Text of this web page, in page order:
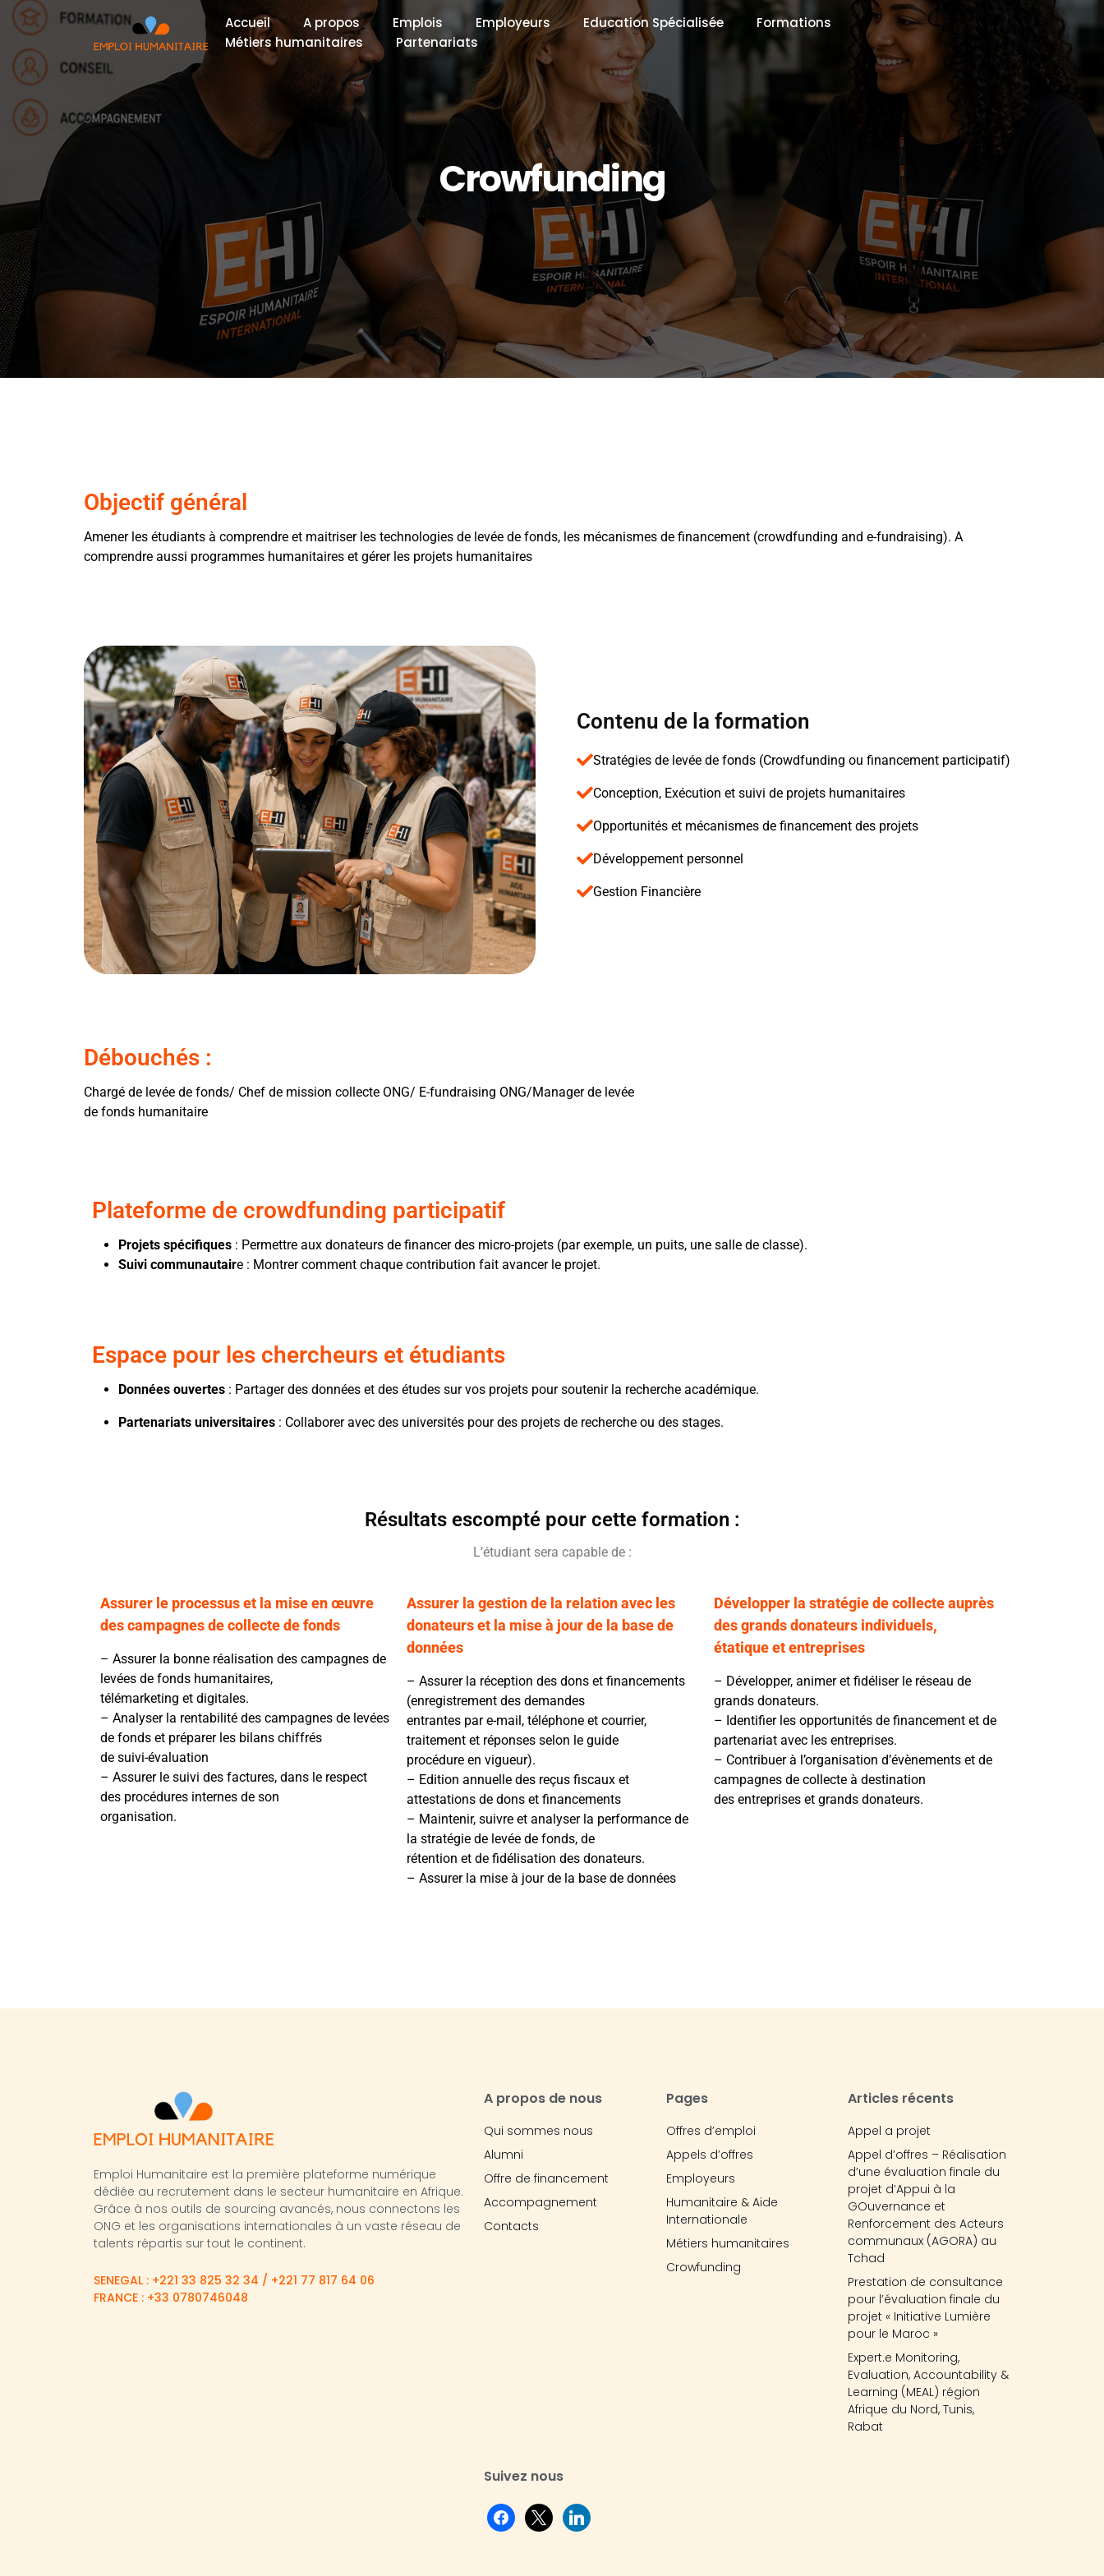
Accueil A propos Emplois Employeurs Education Spécialisée
Formations
Métiers humanitaires
Partenariats
Crowfunding
Objectif général
Amener les étudiants à comprendre et maitriser les technologies de levée de fonds, les mécanismes de financement (crowdfunding and e-fundraising). A
comprendre aussi programmes humanitaires et gérer les projets humanitaires
Contenu de la formation
Stratégies de levée de fonds (Crowdfunding ou financement participatif)
Conception, Exécution et suivi de projets humanitaires
Opportunités et mécanismes de financement des projets
Développement personnel
Gestion Financière
Débouchés :
Chargé de levée de fonds/ Chef de mission collecte ONG/ E-fundraising ONG/Manager de levée
de fonds humanitaire
Plateforme de crowdfunding participatif
Projets spécifiques : Permettre aux donateurs de financer des micro-projets (par exemple, un puits, une salle de classe).
Suivi communautaire : Montrer comment chaque contribution fait avancer le projet.
Espace pour les chercheurs et étudiants
Données ouvertes : Partager des données et des études sur vos projets pour soutenir la recherche académique.
Partenariats universitaires : Collaborer avec des universités pour des projets de recherche ou des stages.
Résultats escompté pour cette formation :
L’étudiant sera capable de :
Assurer le processus et la mise en œuvre
des campagnes de collecte de fonds
– Assurer la bonne réalisation des campagnes de
levées de fonds humanitaires,
télémarketing et digitales.
– Analyser la rentabilité des campagnes de levées
de fonds et préparer les bilans chiffrés
de suivi-évaluation
– Assurer le suivi des factures, dans le respect
des procédures internes de son
organisation.
Assurer la gestion de la relation avec les
donateurs et la mise à jour de la base de
données
– Assurer la réception des dons et financements
(enregistrement des demandes
entrantes par e-mail, téléphone et courrier,
traitement et réponses selon le guide
procédure en vigueur).
– Edition annuelle des reçus fiscaux et
attestations de dons et financements
– Maintenir, suivre et analyser la performance de
la stratégie de levée de fonds, de
rétention et de fidélisation des donateurs.
– Assurer la mise à jour de la base de données
Développer la stratégie de collecte auprès
des grands donateurs individuels,
étatique et entreprises
– Développer, animer et fidéliser le réseau de
grands donateurs.
– Identifier les opportunités de financement et de
partenariat avec les entreprises.
– Contribuer à l’organisation d’évènements et de
campagnes de collecte à destination
des entreprises et grands donateurs.
Emploi Humanitaire est la première plateforme numérique
dédiée au recrutement dans le secteur humanitaire en Afrique.
Grâce à nos outils de sourcing avancés, nous connectons les
ONG et les organisations internationales à un vaste réseau de
talents répartis sur tout le continent.
SENEGAL : +221 33 825 32 34 / +221 77 817 64 06
FRANCE : +33 0780746048
A propos de nous
Qui sommes nous
Alumni
Offre de financement
Accompagnement
Contacts
Pages
Offres d’emploi
Appels d’offres
Employeurs
Humanitaire & Aide
Internationale
Métiers humanitaires
Crowfunding
Articles récents
Appel a projet
Appel d’offres – Réalisation
d’une évaluation finale du
projet d’Appui à la
GOuvernance et
Renforcement des Acteurs
communaux (AGORA) au
Tchad
Prestation de consultance
pour l’évaluation finale du
projet « Initiative Lumière
pour le Maroc »
Expert.e Monitoring,
Evaluation, Accountability &
Learning (MEAL) région
Afrique du Nord, Tunis,
Rabat
Suivez nous